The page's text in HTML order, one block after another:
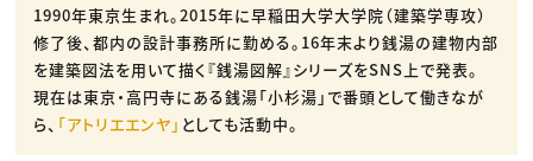
1990年東京生まれ。2015年に早稲田大学大学院（建築学専攻）
修了後、都内の設計事務所に勤める。16年末より銭湯の建物内部
を建築図法を用いて描く『銭湯図解』シリーズをSNS上で発表。
現在は東京・高円寺にある銭湯「小杉湯」で番頭として働きなが
ら、 「アトリエエンヤ」 としても活動中。